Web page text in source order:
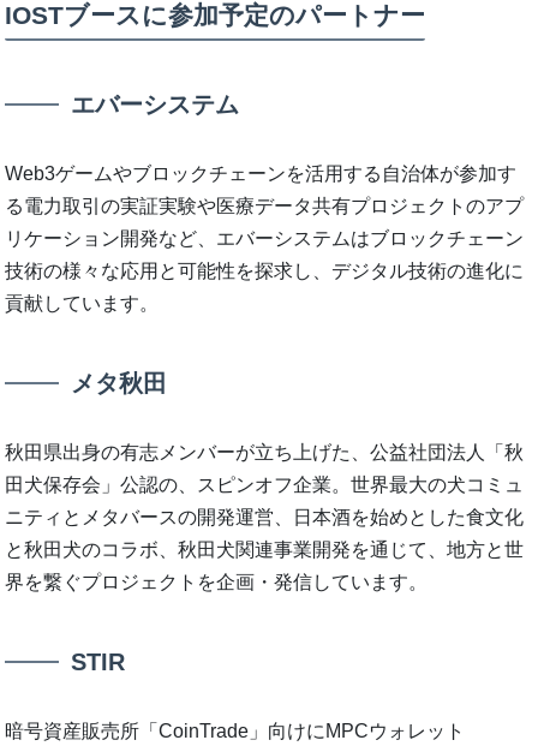
IOSTブースに参加予定のパートナー
エバーシステム
Web3ゲームやブロックチェーンを活用する自治体が参加す
る電力取引の実証実験や医療データ共有プロジェクトのアプ
リケーション開発など、エバーシステムはブロックチェーン
技術の様々な応用と可能性を探求し、デジタル技術の進化に
貢献しています。
メタ秋田
秋田県出身の有志メンバーが立ち上げた、公益社団法人「秋
田犬保存会」公認の、スピンオフ企業。世界最大の犬コミュ
ニティとメタバースの開発運営、日本酒を始めとした食文化
と秋田犬のコラボ、秋田犬関連事業開発を通じて、地方と世
界を繋ぐプロジェクトを企画・発信しています。
STIR
暗号資産販売所「CoinTrade」向けにMPCウォレット